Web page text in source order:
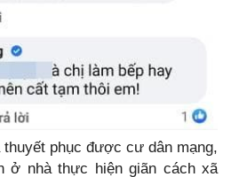
phục được cư dân mạng,
ở nhà thực hiện giãn cách xã